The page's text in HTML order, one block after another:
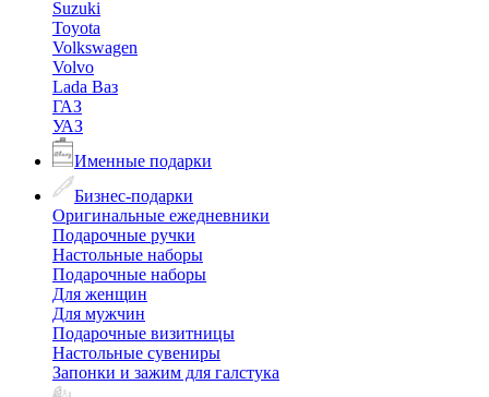
Suzuki
Toyota
Volkswagen
Volvo
Lada Ваз
ГАЗ
УАЗ
Именные подарки
Бизнес-подарки
Оригинальные ежедневники
Подарочные ручки
Настольные наборы
Подарочные наборы
Для женщин
Для мужчин
Подарочные визитницы
Настольные сувениры
Запонки и зажим для галстука